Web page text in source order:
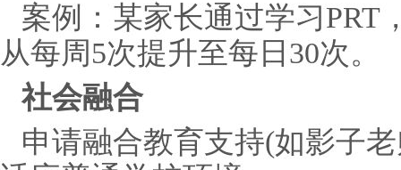
案例：某家长通过学习PRT
从每周5次提升至每日30次。
社会融合
申请融合教育支持(如影子